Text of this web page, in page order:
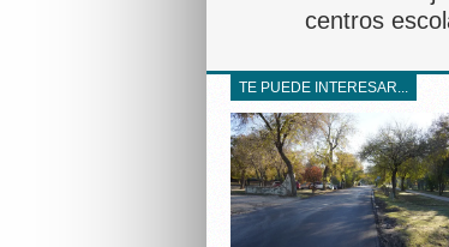
centros
TE PUEDE INTERESAR...